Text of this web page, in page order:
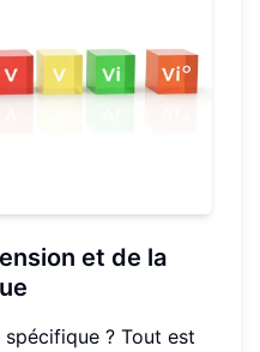
et de la
? Tout est